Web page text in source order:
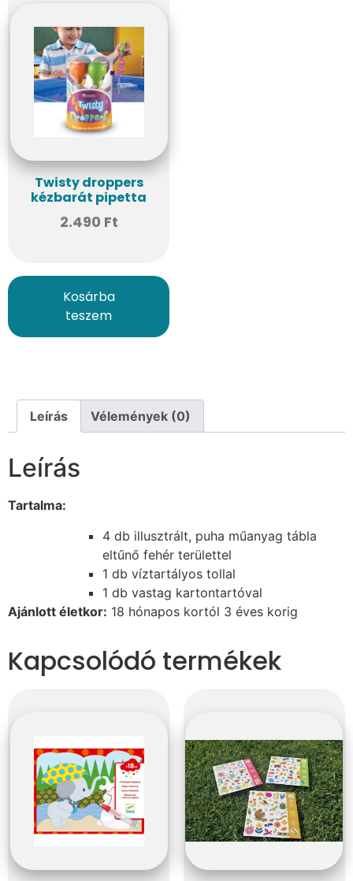
Twisty droppers
kézbarát pipetta
2.490 Ft
Kosárba
teszem
Leírás Vélemények (0)
Leírás
Tartalma:
4 db illusztrált, puha műanyag tábla
eltűnő fehér területtel
1 db víztartályos tollal
1 db vastag kartontartóval
Ajánlott életkor: 18 hónapos kortól 3 éves korig
Kapcsolódó termékek